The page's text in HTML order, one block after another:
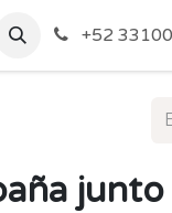
Politicas de Envío y
+52